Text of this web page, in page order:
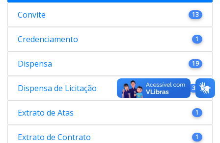
Convite 13
Credenciamento 1
Dispensa 19
Dispensa de Licitação 38
Extrato de Atas 1
Extrato de Contrato 1